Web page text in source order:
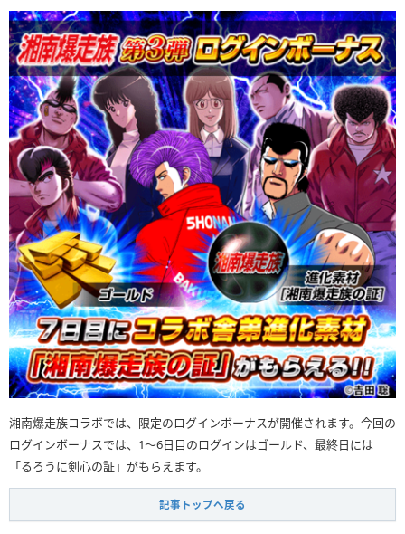
湘南爆走族コラボでは、限定のログインボーナスが開催されます。今回の
ログインボーナスでは、1〜6日目のログインはゴールド、最終日には
「るろうに剣心の証」がもらえます。
記事トップへ戻る